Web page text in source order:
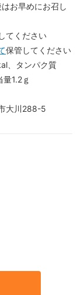
お早めにお召し
てください
保管してください
、タンパク質
1.2ｇ
大川288-5